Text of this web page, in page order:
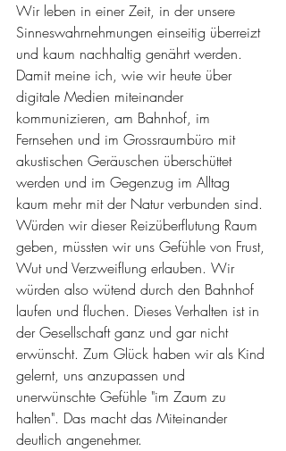
Wir leben in einer Zeit, in der unsere
Sinneswahrnehmungen einseitig überreizt
und kaum nachhaltig genährt werden.
Damit meine ich, wie wir heute über
digitale Medien miteinander
kommunizieren, am Bahnhof, im
Fernsehen und im Grossraumbüro mit
akustischen Geräuschen überschüttet
werden und im Gegenzug im Alltag
kaum mehr mit der Natur verbunden sind.
Würden wir dieser Reizüberflutung Raum
geben, müssten wir uns Gefühle von Frust,
Wut und Verzweiflung erlauben. Wir
würden also wütend durch den Bahnhof
laufen und fluchen. Dieses Verhalten ist in
der Gesellschaft ganz und gar nicht
erwünscht. Zum Glück haben wir als Kind
gelernt, uns anzupassen und
unerwünschte Gefühle "im Zaum zu
halten". Das macht das Miteinander
deutlich angenehmer.